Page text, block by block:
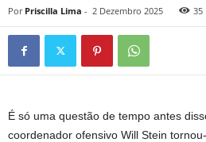
Por Priscilla Lima - 2 Dezembro 2025 35
É só uma questão de tempo antes
coordenador ofensivo Will Stein